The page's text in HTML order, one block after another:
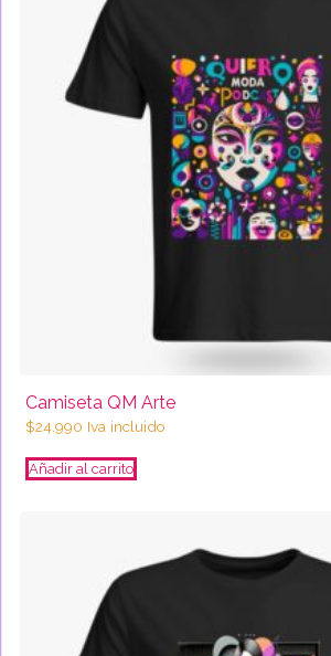
Camiseta QM Arte
$24.990 Iva incluido
Añadir al carrito